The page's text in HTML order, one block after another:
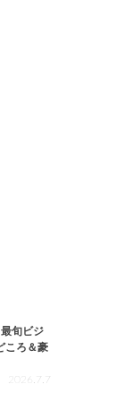
旬ビジ
ころ＆豪
2026.7.7